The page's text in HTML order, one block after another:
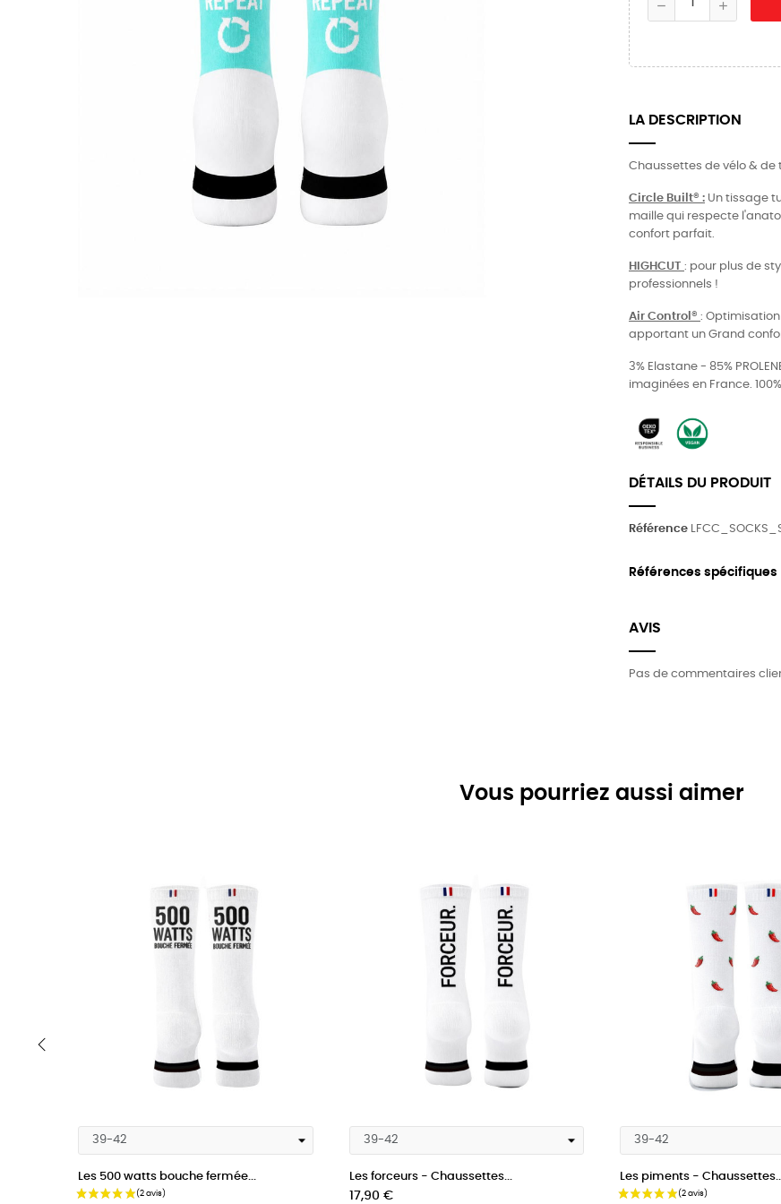
LA DESCRIPTION
Chaussettes de vélo &
Circle Built® : Un tissage
maille qui respecte
confort parfait.
HIGHCUT : pour plus de
professionnels !
Air Control® :
apportant un Grand
3% Elastane - 85%
imaginées en France.
DÉTAILS DU PRODUIT
Référence
Références spécifiques
AVIS
Pas de commentaires
Vous pourriez aussi aimer
Les 500 watts bouche fermée...
Prix
Les forceurs - Chaussettes...
Prix
17,90 €
Les piments -
Prix